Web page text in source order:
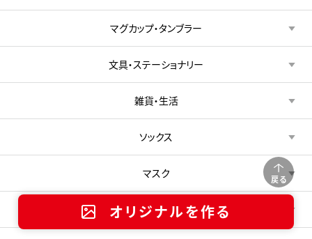
戻る
オリジナルを作る
マグカップ・タンブラー
文具・ステーショナリー
雑貨・生活
ソックス
マスク
アイテム（その他）